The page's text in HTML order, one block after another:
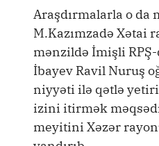
Araşdırmalarla o da
M.Kazımzadə Xətai
mənzildə İmişli
İbayev Ravil Nuruş
niyyəti ilə qətlə
izini itirmək
meyitini Xəzər